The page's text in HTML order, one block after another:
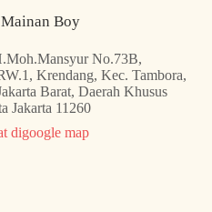
Boy
No.73B,
Krendang, Kec. Tambora,
Barat, Daerah Khusus
Jakarta 11260
digoogle map